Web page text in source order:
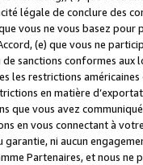
légale de conclure des
vous ne vous basez
(e) que vous ne
sanctions conformes
les restrictions
en matière
que vous avez
en vous connectant à
ni aucun
Partenaires, et nous